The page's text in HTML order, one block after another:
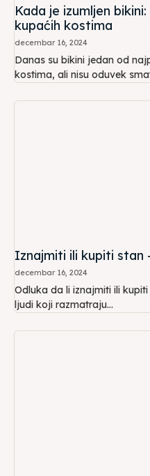
Kada je izumljen
kupaćih kostima
decembar 16, 2024
Danas su bikini jedan od
kostima, ali nisu oduvek
Iznajmiti ili kupiti stan
decembar 16, 2024
Odluka da li iznajmiti ili
ljudi koji razmatraju...